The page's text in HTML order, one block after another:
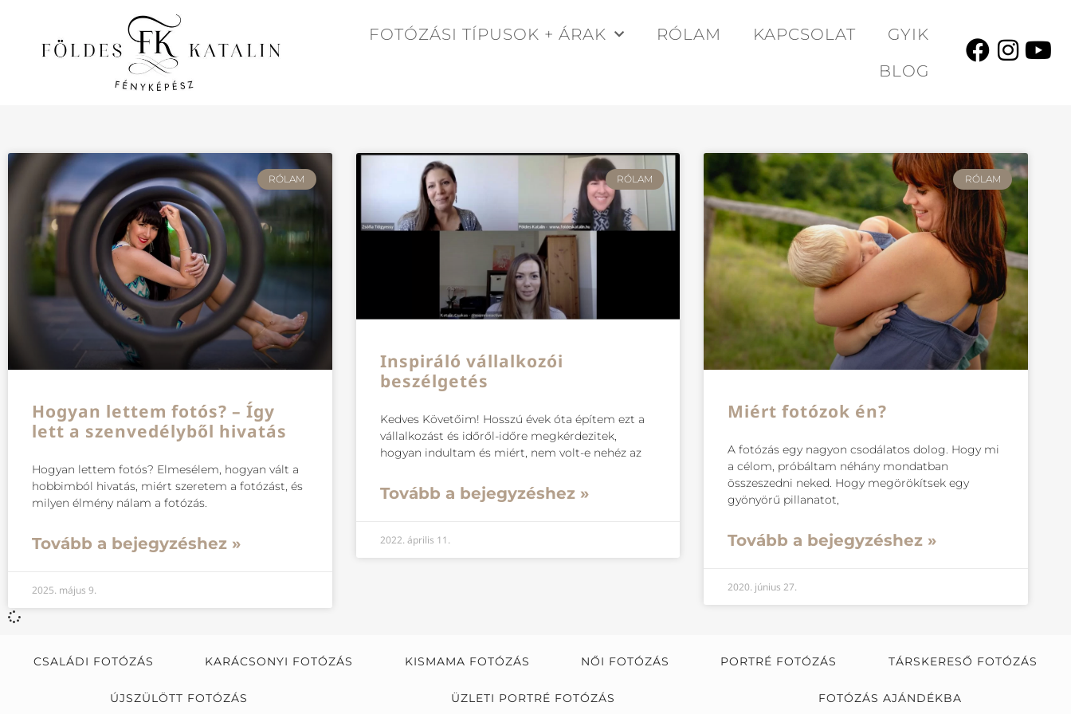
FOTÓZÁSI TÍPUSOK + ÁRAK RÓLAM KAPCSOLAT
GYIK
BLOG
RÓLAM
Hogyan lettem fotós? – Így
lett a szenvedélyből hivatás
Hogyan lettem fotós? Elmesélem, hogyan vált a
hobbimból hivatás, miért szeretem a fotózást, és
milyen élmény nálam a fotózás.
Tovább a bejegyzéshez »
2025. május 9.
RÓLAM
Inspiráló vállalkozói
beszélgetés
Kedves Követőim! Hosszú évek óta építem ezt a
vállalkozást és időről-időre megkérdezitek,
hogyan indultam és miért, nem volt-e nehéz az
Tovább a bejegyzéshez »
2022. április 11.
RÓLAM
Miért fotózok én?
A fotózás egy nagyon csodálatos dolog. Hogy mi
a célom, próbáltam néhány mondatban
összeszedni neked. Hogy megörökítsek egy
gyönyörű pillanatot,
Tovább a bejegyzéshez »
2020. június 27.
CSALÁDI FOTÓZÁS KARÁCSONYI FOTÓZÁS KISMAMA FOTÓZÁS NŐI FOTÓZÁS PORTRÉ FOTÓZÁS TÁRSKERESŐ FOTÓZÁS
ÚJSZÜLÖTT FOTÓZÁS ÜZLETI PORTRÉ FOTÓZÁS FOTÓZÁS AJÁNDÉKBA